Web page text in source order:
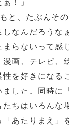
！」
と、たぶんそ
なんだろうな
まらないって感
漫画、テレビ、
性を好きになる
ました。同時に
ちはいろんな
「あたりまえ」